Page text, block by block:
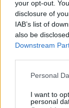
your opt-out.
disclosure of
IAB’s list of
also be
Downstream
Personal
I want to
personal
díjátadónak is.
jelentkezésA
KEDVES
A keresett